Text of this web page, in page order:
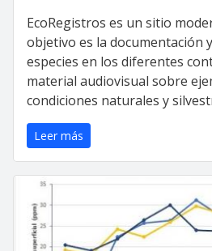
EcoRegistros es un sitio
objetivo es la documentación
especies en los diferentes
material audiovisual sobre
condiciones naturales y
Leer más